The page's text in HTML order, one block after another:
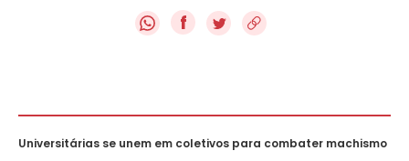
f
Universitárias se unem em coletivos para combater machismo